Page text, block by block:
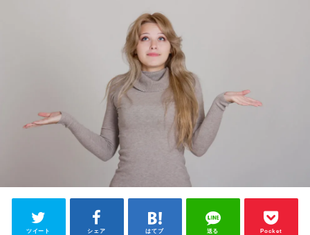
ツイート シェア はてブ 送る Pocket